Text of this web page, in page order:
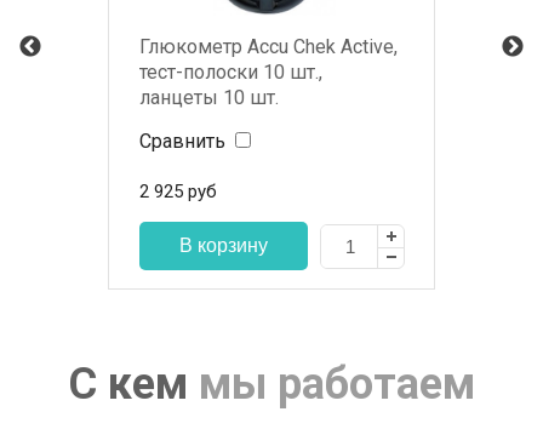
Глюкометр Accu Chek Active,
тест-полоски 10 шт.,
ланцеты 10 шт.
Сравнить
2 925 руб
С кем мы работаем